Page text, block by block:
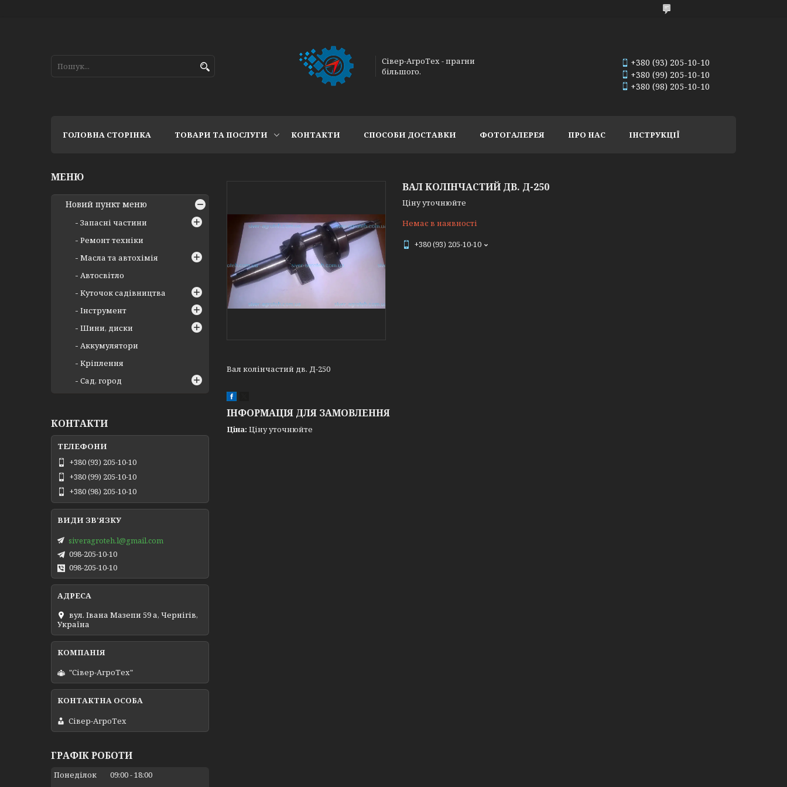
Сівер-АгроТех - прагни
більшого.
+380 (93) 205-10-10
+380 (99) 205-10-10
+380 (98) 205-10-10
ГОЛОВНА СТОРІНКА ТОВАРИ ТА ПОСЛУГИ КОНТАКТИ СПОСОБИ ДОСТАВКИ ФОТОГАЛЕРЕЯ ПРО НАС ІНСТРУКЦІЇ
ВАЛ КОЛІНЧАСТИЙ ДВ. Д-250
Ціну уточнюйте
Немає в наявності
+380 (93) 205-10-10
Вал колінчастий дв. Д-250
ІНФОРМАЦІЯ ДЛЯ ЗАМОВЛЕННЯ
Ціна: Ціну уточнюйте
Новий пункт меню
Запасні частини
Ремонт техніки
Масла та автохімія
Автосвітло
Куточок садівництва
Інструмент
Шини, диски
Аккумулятори
Кріплення
Сад, город
КОНТАКТИ
+380 (93) 205-10-10
+380 (99) 205-10-10
+380 (98) 205-10-10
siveragroteh.l@gmail.com
098-205-10-10
098-205-10-10
вул. Івана Мазепи 59 а, Чернігів,
Україна
"Сівер-АгроТех"
Сівер-АгроТех
ГРАФІК РОБОТИ
Понеділок 09:00 18:00